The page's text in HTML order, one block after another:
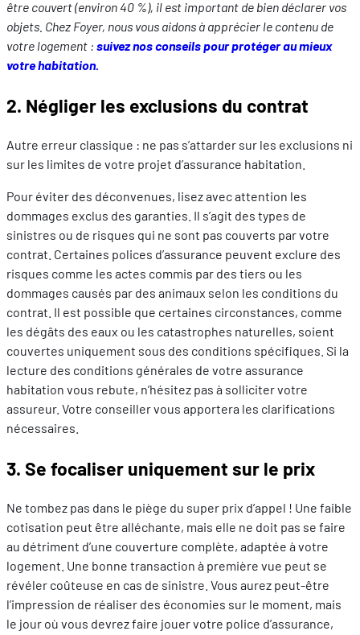
être couvert (environ 40 %), il est important de bien déclarer vos
objets. Chez Foyer, nous vous aidons à apprécier le contenu de
votre logement : suivez nos conseils pour protéger au mieux
votre habitation.
2. Négliger les exclusions du contrat
Autre erreur classique : ne pas s’attarder sur les exclusions ni
sur les limites de votre projet d’assurance habitation.
Pour éviter des déconvenues, lisez avec attention les
dommages exclus des garanties. Il s’agit des types de
sinistres ou de risques qui ne sont pas couverts par votre
contrat. Certaines polices d’assurance peuvent exclure des
risques comme les actes commis par des tiers ou les
dommages causés par des animaux selon les conditions du
contrat. Il est possible que certaines circonstances, comme
les dégâts des eaux ou les catastrophes naturelles, soient
couvertes uniquement sous des conditions spécifiques. Si la
lecture des conditions générales de votre assurance
habitation vous rebute, n’hésitez pas à solliciter votre
assureur. Votre conseiller vous apportera les clarifications
nécessaires.
3. Se focaliser uniquement sur le prix
Ne tombez pas dans le piège du super prix d’appel ! Une faible
cotisation peut être alléchante, mais elle ne doit pas se faire
au détriment d’une couverture complète, adaptée à votre
logement. Une bonne transaction à première vue peut se
révéler coûteuse en cas de sinistre. Vous aurez peut-être
l’impression de réaliser des économies sur le moment, mais
le jour où vous devrez faire jouer votre police d’assurance,